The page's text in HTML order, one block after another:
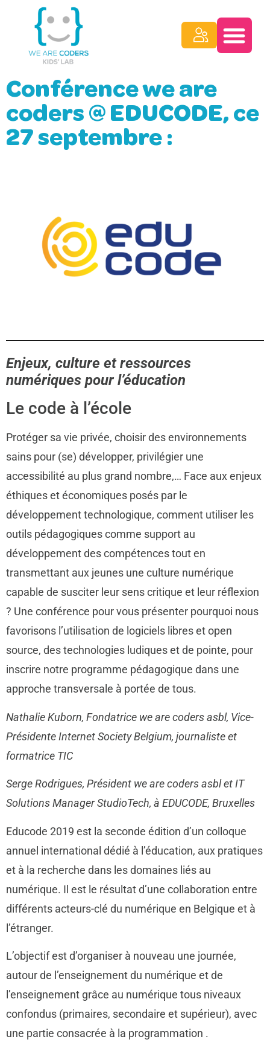
Conférence we are
coders @ EDUCODE, ce
27 septembre :
Enjeux, culture et ressources
numériques pour l’éducation
Le code à l’école
Protéger sa vie privée, choisir des environnements
sains pour (se) développer, privilégier une
accessibilité au plus grand nombre,… Face aux enjeux
éthiques et économiques posés par le
développement technologique, comment utiliser les
outils pédagogiques comme support au
développement des compétences tout en
transmettant aux jeunes une culture numérique
capable de susciter leur sens critique et leur réflexion
? Une conférence pour vous présenter pourquoi nous
favorisons l’utilisation de logiciels libres et open
source, des technologies ludiques et de pointe, pour
inscrire notre programme pédagogique dans une
approche transversale à portée de tous.
Nathalie Kuborn, Fondatrice we are coders asbl, Vice-
Présidente Internet Society Belgium, journaliste et
formatrice TIC
Serge Rodrigues, Président we are coders asbl et IT
Solutions Manager StudioTech, à EDUCODE, Bruxelles
Educode 2019 est la seconde édition d’un colloque
annuel international dédié à l’éducation, aux pratiques
et à la recherche dans les domaines liés au
numérique. Il est le résultat d’une collaboration entre
différents acteurs-clé du numérique en Belgique et à
l’étranger.
L’objectif est d’organiser à nouveau une journée,
autour de l’enseignement du numérique et de
l’enseignement grâce au numérique tous niveaux
confondus (primaires, secondaire et supérieur), avec
une partie consacrée à la programmation .